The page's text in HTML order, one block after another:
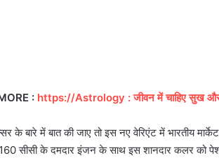
: https://Astrology : जीवन में चाहिए सुख और
के बारे में बात की जाए तो इस नए वेरिएंट में भारतीय
सीसी के दमदार इंजन के साथ इस शानदार कलर को